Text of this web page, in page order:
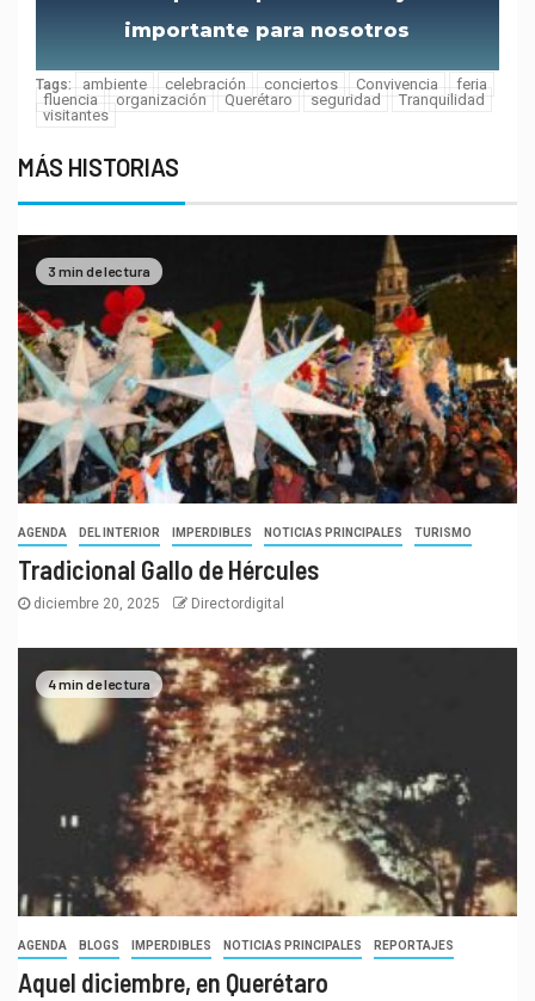
importante para nosotros
Tags: ambiente celebración conciertos Convivencia
feria
fluencia
organización Querétaro seguridad
Tranquilidad
visitantes
MÁS HISTORIAS
3 min de lectura
AGENDA DEL INTERIOR IMPERDIBLES NOTICIAS PRINCIPALES TURISMO
Tradicional Gallo de Hércules
diciembre 20, 2025 Directordigital
4 min de lectura
AGENDA BLOGS IMPERDIBLES NOTICIAS PRINCIPALES REPORTAJES
Aquel diciembre, en Querétaro